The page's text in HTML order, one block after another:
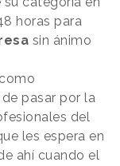
horas para
sin ánimo
pasar por la
del
les espera en
ahí cuando el